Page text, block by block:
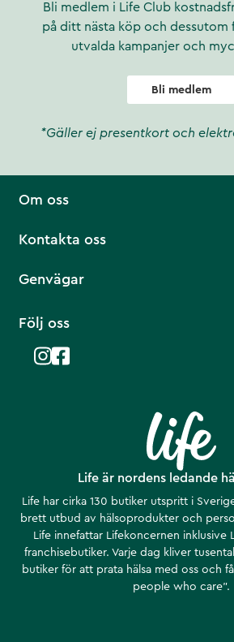
Bli medlem i Life Club
på ditt nästa köp och dessutom
utvalda kampanjer och
Bli medlem
*Gäller ej presentkort och
Life är nordens ledande
Life har cirka 130 butiker utspritt i
brett utbud av hälsoprodukter och
Life innefattar Lifekoncernen inklusive
franchisebutiker. Varje dag kliver
butiker för att prata hälsa med oss och
people who care”.
Om oss
Kontakta oss
Genvägar
Följ oss